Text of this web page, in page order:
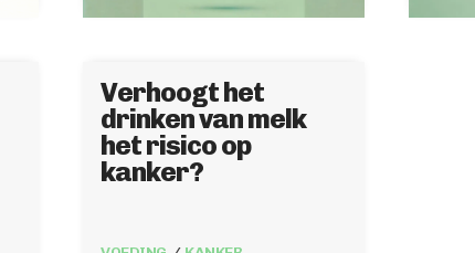
Verhoogt het
drinken van melk
het risico op
kanker?